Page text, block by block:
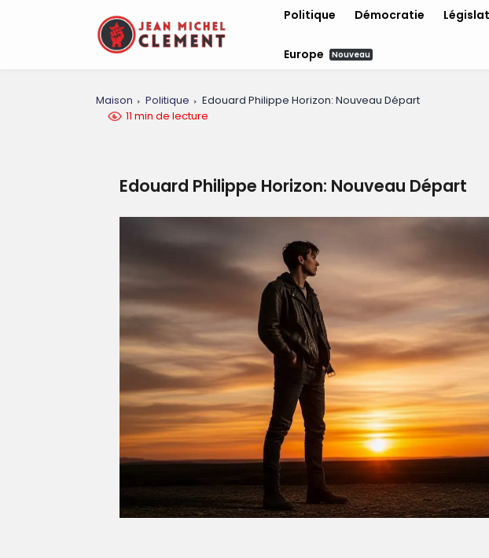
Politique Démocratie
Europe Nouveau
Maison Politique
Edouard Philippe Horizon: Nouveau Départ
11 min de lecture
Edouard Philippe Horizon: Nouveau Départ